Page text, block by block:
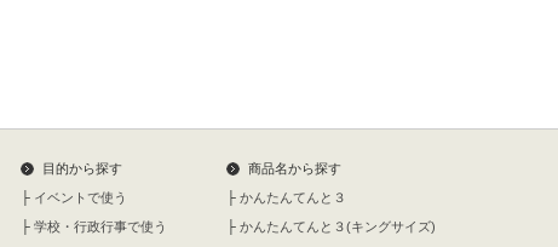
目的から探す
├ イベントで使う
├ 学校・行政行事で使う
商品名から探す
├ かんたんてんと３
├ かんたんてんと３(キングサイズ)